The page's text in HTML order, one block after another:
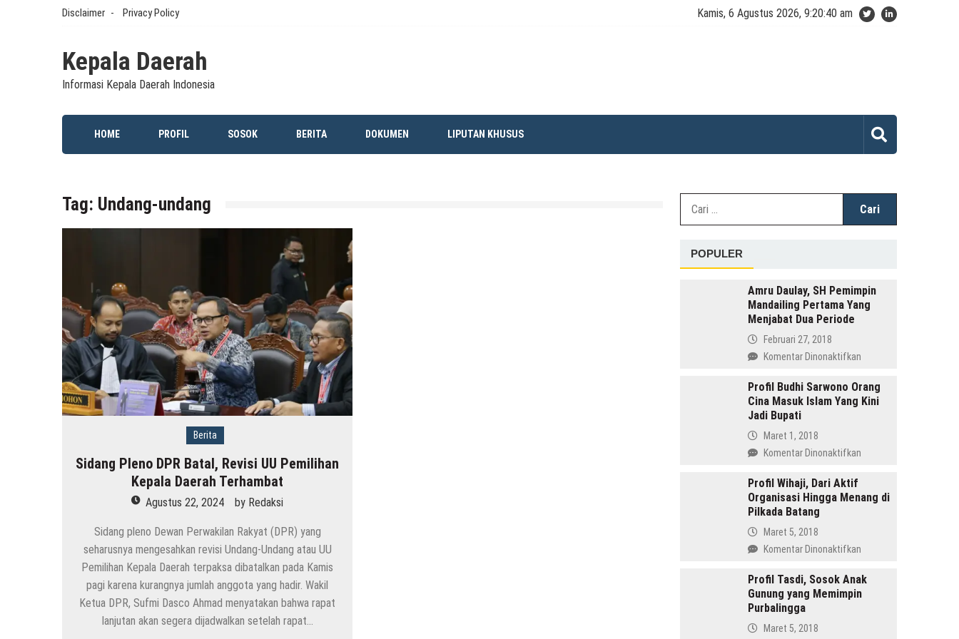
Disclaimer Privacy Policy Kamis, 6 Agustus 2026, 9:20:40 am
Kepala Daerah
Informasi Kepala Daerah Indonesia
HOME PROFIL SOSOK BERITA DOKUMEN LIPUTAN KHUSUS
Tag: Undang-undang
Berita
Sidang Pleno DPR Batal, Revisi UU Pemilihan
Kepala Daerah Terhambat
Agustus 22, 2024 by Redaksi
Sidang pleno Dewan Perwakilan Rakyat (DPR) yang
seharusnya mengesahkan revisi Undang-Undang atau UU
Pemilihan Kepala Daerah terpaksa dibatalkan pada Kamis
pagi karena kurangnya jumlah anggota yang hadir. Wakil
Ketua DPR, Sufmi Dasco Ahmad menyatakan bahwa rapat
lanjutan akan segera dijadwalkan setelah rapat…
POPULER
Amru Daulay, SH Pemimpin
Mandailing Pertama Yang
Menjabat Dua Periode
Februari 27, 2018
Komentar Dinonaktifkanpada
Daulay,
SH
Yang
Periode
Profil Budhi Sarwono Orang
Cina Masuk Islam Yang Kini
Jadi Bupati
Maret 1, 2018
Komentar Dinonaktifkanpada
Sarwono
Islam
Kini
Jadi
Profil Wihaji, Dari Aktif
Organisasi Hingga Menang di
Pilkada Batang
Maret 5, 2018
Komentar Dinonaktifkanpada
Wihaji,
Dari
Profil Tasdi, Sosok Anak
Gunung yang Memimpin
Purbalingga
Maret 5, 2018